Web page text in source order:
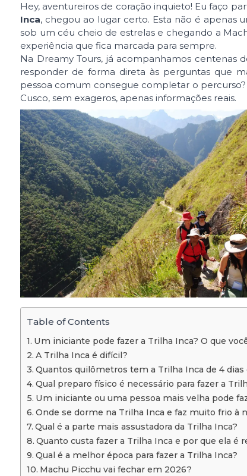
Hey, aventureiros de coração inquieto! Eu faço
Inca, chegou ao lugar certo. Esta não é apenas
sob um céu cheio de estrelas e chegando a
experiência que fica marcada para sempre.
Na Dreamy Tours, já acompanhamos centenas
responder de forma direta às perguntas que
pessoa comum consegue completar o
Cusco, sem exageros, apenas informações reais.
Table of Contents
Um iniciante pode fazer a Trilha Inca? O que
A Trilha Inca é difícil?
Quantos quilômetros tem a Trilha Inca de 4
Qual preparo físico é necessário para fazer a
Um iniciante ou uma pessoa mais velha pode
Onde se dorme na Trilha Inca e faz muito frio à
Qual é a parte mais assustadora da Trilha Inca?
Quanto custa fazer a Trilha Inca e por que ela é
Qual é a melhor época para fazer a Trilha Inca?
Machu Picchu vai fechar em 2026?